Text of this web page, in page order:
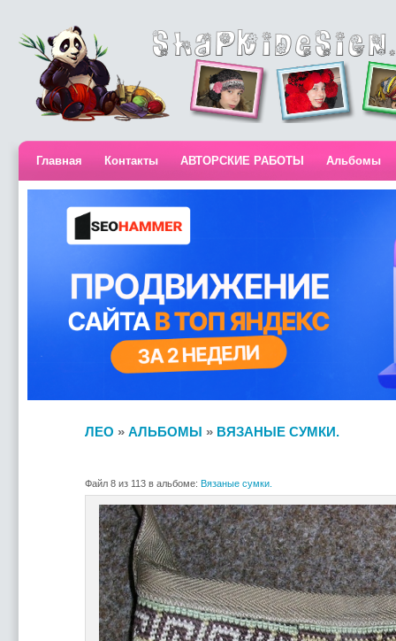
Главная Контакты АВТОРСКИЕ РАБОТЫ Альбомы
ЛЕО » АЛЬБОМЫ » ВЯЗАНЫЕ СУМКИ.
Файл 8 из 113 в альбоме: Вязаные сумки.